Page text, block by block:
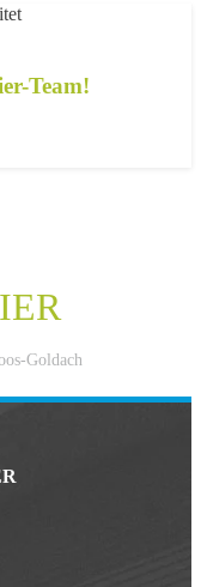
Team!
Goldach